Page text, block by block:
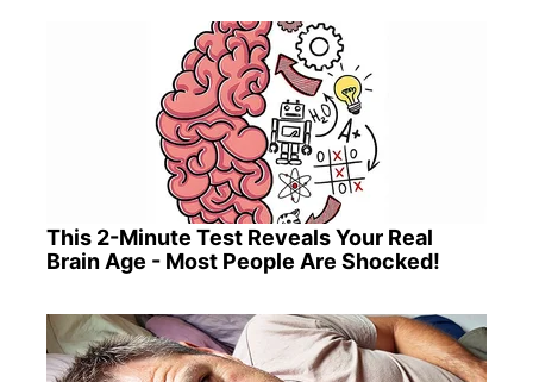
This 2-Minute Test Reveals Your Real
Brain Age - Most People Are Shocked!